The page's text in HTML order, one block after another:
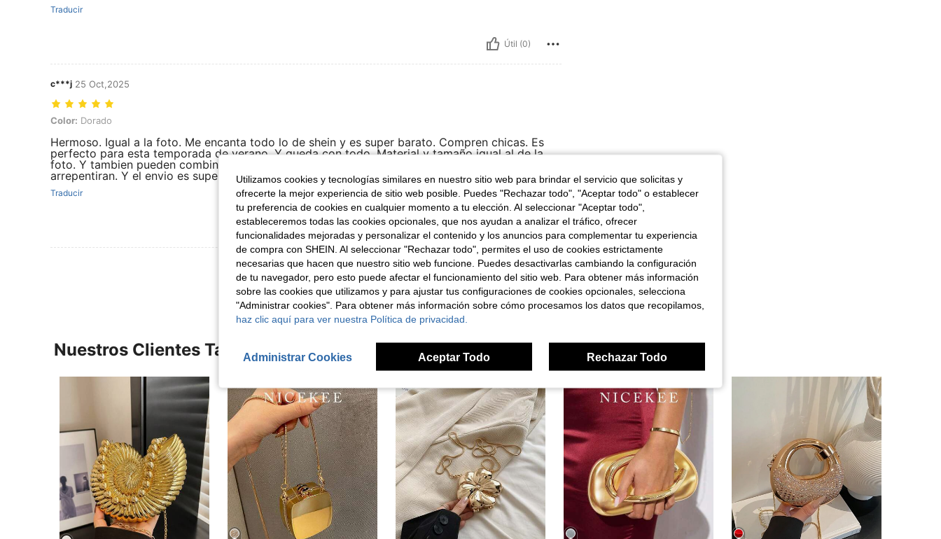
Traducir
Útil (0)
c***j 25 Oct,2025
Color: Dorado
Color: Dorado
Hermoso. Igual a la foto. Me encanta todo lo de shein y es super barato. Compren chicas. Es
perfecto para esta temporada de verano. Y queda con todo. Material y tamaño igual al de la
foto. Y tambien pueden combinarlo con cualquier ropa de verano. Esta padrisimo. No se
arrepentiran. Y el envio es super rapido en menos de 2 semanas.
Traducir
Útil (0)
Ver Más Reseñas
Nuestros Clientes También Vieron
Utilizamos cookies y tecnologías similares en nuestro sitio web para brindar el servicio que solicitas y
ofrecerte la mejor experiencia de sitio web posible. Puedes "Rechazar todo", "Aceptar todo" o establecer
tu preferencia de cookies en cualquier momento a tu elección. Al seleccionar "Aceptar todo",
estableceremos todas las cookies opcionales, que nos ayudan a analizar el tráfico, ofrecer
funcionalidades mejoradas y personalizar el contenido y los anuncios para complementar tu experiencia
de compra con SHEIN. Al seleccionar "Rechazar todo", permites el uso de cookies estrictamente
necesarias que hacen que nuestro sitio web funcione. Puedes desactivarlas cambiando la configuración
de tu navegador, pero esto puede afectar el funcionamiento del sitio web. Para obtener más información
sobre las cookies que utilizamos y para ajustar tus configuraciones de cookies opcionales, selecciona
"Administrar cookies". Para obtener más información sobre cómo procesamos los datos que recopilamos,
haz clic aquí para ver nuestra Política de privacidad.
Administrar Cookies Aceptar Todo Rechazar Todo